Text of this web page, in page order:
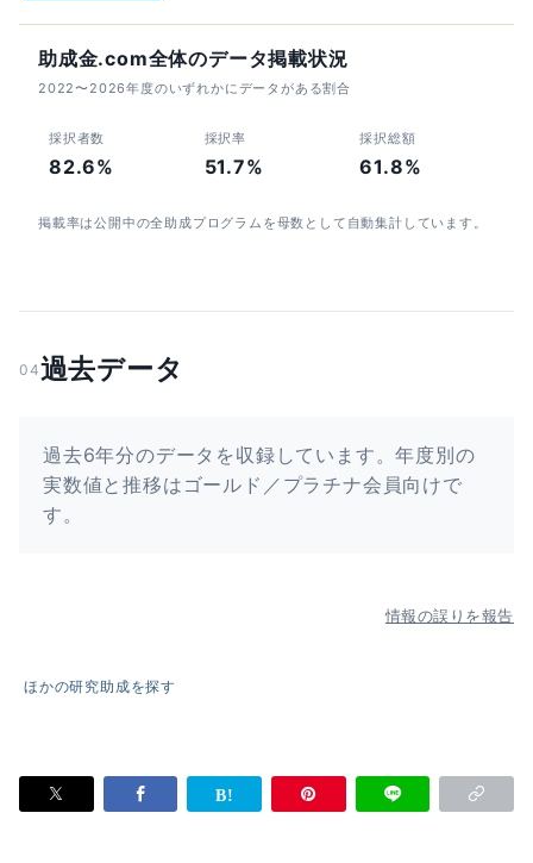
助成金.com全体のデータ掲載状況
2022〜2026年度のいずれかにデータがある割合
採択者数
82.6%
採択率
51.7%
採択総額
61.8%
掲載率は公開中の全助成プログラムを母数として自動集計しています。
04過去データ
過去6年分のデータを収録しています。年度別の
実数値と推移はゴールド／プラチナ会員向けで
す。
情報の誤りを報告
ほかの研究助成を探す